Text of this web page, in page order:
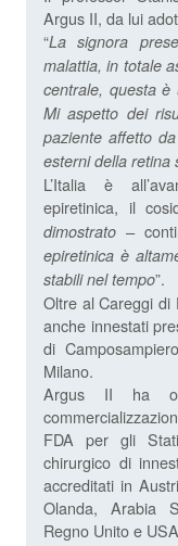
Argus II, da lui
“La signora
malattia, in totale
centrale, questa è
Mi aspetto dei
paziente affetto
esterni della retina
L’Italia è
epiretinica, il
dimostrato –
epiretinica è
stabili nel tempo”.
Oltre al Careggi di
anche innestati
di
Milano.
Argus II ha
FDA per gli
chirurgico di
accreditati in
Olanda, Arabia
Regno Unito e